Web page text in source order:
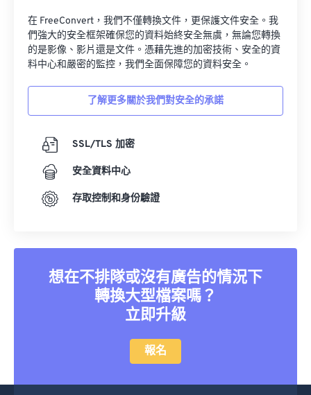
在 FreeConvert，我們不僅轉換文件，更保護文件安全。我
們強大的安全框架確保您的資料始終安全無虞，無論您轉換
的是影像、影片還是文件。憑藉先進的加密技術、安全的資
料中心和嚴密的監控，我們全面保障您的資料安全。
了解更多關於我們對安全的承諾
SSL/TLS 加密
安全資料中心
存取控制和身份驗證
想在不排隊或沒有廣告的情況下
轉換大型檔案嗎？
立即升級
報名